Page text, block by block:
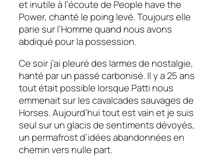
et inutile à l’écoute de People have the
Power, chanté le poing levé. Toujours elle
parie sur l’Homme quand nous avons
abdiqué pour la possession.
Ce soir j’ai pleuré des larmes de nostalgie,
hanté par un passé carbonisé. Il y a 25 ans
tout était possible lorsque Patti nous
emmenait sur les cavalcades sauvages de
Horses. Aujourd’hui tout est vain et je suis
seul sur un glacis de sentiments dévoyés,
un permafrost d’idées abandonnées en
chemin vers nulle part.